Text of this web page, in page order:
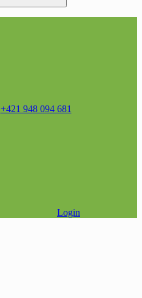
+421 948 094 681
Login